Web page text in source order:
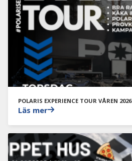
POLARIS EXPERIENCE TOUR VÅREN 2026
Läs mer